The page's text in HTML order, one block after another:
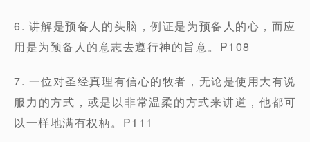
6. 讲解是预备人的头脑，例证是为预备人的心，而应
用是为预备人的意志去遵行神的旨意。P108
7. 一位对圣经真理有信心的牧者，无论是使用大有说
服力的方式，或是以非常温柔的方式来讲道，他都可
以一样地满有权柄。P111